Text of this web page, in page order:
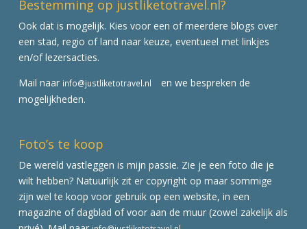
Bestemming op justliketotravel.nl?
Ook dat is mogelijk. Kies voor een of meerdere blogs over
een stad, regio of land naar keuze, eventueel met linkjes
en/of lezersacties.
Mail naar info@justliketotravel.nl
en we bespreken de
mogelijkheden.
Foto’s te koop
De wereld vastleggen is mijn passie. Zie je een foto die je
wilt hebben? Natuurlijk zit er copyright op maar sommige
zijn wel te koop voor gebruik op een website, in een
magazine of dagblad of voor aan de muur (zowel zakelijk als